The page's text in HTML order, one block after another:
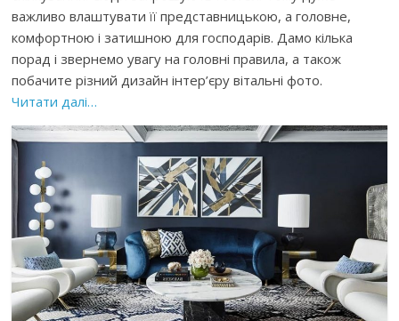
важливо влаштувати її представницькою, а головне,
комфортною і затишною для господарів. Дамо кілька
порад і звернемо увагу на головні правила, а також
побачите різний дизайн інтер’єру вітальні фото.
Читати далі…